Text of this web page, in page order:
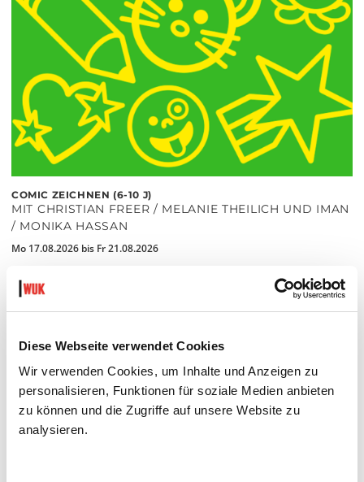
Diese Webseite verwendet Cookies
Wir verwenden Cookies, um Inhalte und Anzeigen zu
personalisieren, Funktionen für soziale Medien anbieten
zu können und die Zugriffe auf unsere Website zu
analysieren.
COMIC ZEICHNEN (6-10 J)
MIT CHRISTIAN FREER / MELANIE THEILICH UND IMAN
/ MONIKA HASSAN
Mo 17.08.2026 bis Fr 21.08.2026
Barrierefrei über Lift B